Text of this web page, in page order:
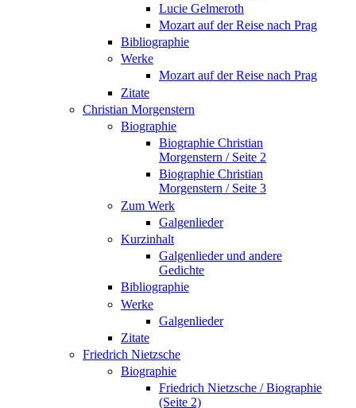
Lucie Gelmeroth
Mozart auf der Reise nach Prag
Bibliographie
Werke
Mozart auf der Reise nach Prag
Zitate
Christian Morgenstern
Biographie
Biographie Christian
Morgenstern / Seite 2
Biographie Christian
Morgenstern / Seite 3
Zum Werk
Galgenlieder
Kurzinhalt
Galgenlieder und andere
Gedichte
Bibliographie
Werke
Galgenlieder
Zitate
Friedrich Nietzsche
Biographie
Friedrich Nietzsche / Biographie
(Seite 2)